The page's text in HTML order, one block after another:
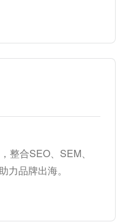
整合SEO、SEM、
力品牌出海。